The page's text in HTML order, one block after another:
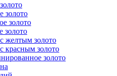
золото
золото
золото
желтым золото
красным золото
золото